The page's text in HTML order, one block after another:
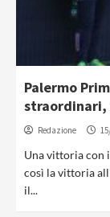
Palermo
Redazione
Una vittoria con
così la vittoria
il...